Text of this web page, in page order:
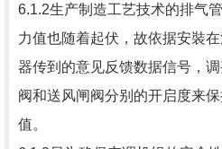
6.1.2生产制造工艺技术的排气
力值也随着起伏，故依据安裝
器传到的意见反馈数据信号，
阀和送风闸阀分别的开启度来
值。